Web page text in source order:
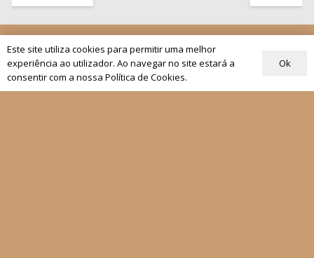
Quem Somos
Os nossos projetos
As Nossas Editoras
Atualidade
Este site utiliza cookies para permitir uma melhor
experiência ao utilizador. Ao navegar no site estará a
consentir com a nossa Política de Cookies.
Ok